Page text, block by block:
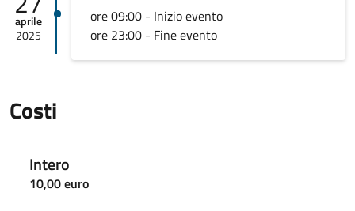
aprile
2025
ore 09:00 - Inizio evento
ore 23:00 - Fine evento
Costi
Intero
10,00 euro